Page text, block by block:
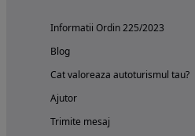
Informatii Ordin 225/2023
Blog
Cat valoreaza autoturismul tau?
Ajutor
Trimite mesaj